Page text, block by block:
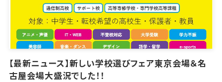
【最新ニュース】新しい学校選びフェア東京会場＆名
古屋会場大盛況でした！！